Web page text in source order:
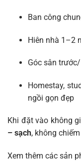
Ban công
Hiên nhà 1–2
Góc sân
Homestay,
ngồi gọn đẹp
Khi đặt vào không
– sạch, không
Xem thêm các sản